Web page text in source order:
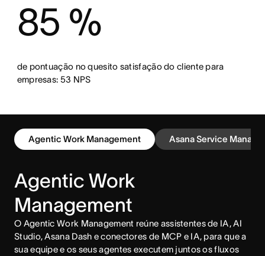
85 %
de pontuação no quesito satisfação do cliente para
empresas: 53 NPS
Agentic Work Management Asana Service
Agentic Work
Management
O Agentic Work Management reúne assistentes de IA, AI
Studio, Asana Dash e conectores de MCP e IA, para que a
sua equipe e os seus agentes executem juntos os fluxos